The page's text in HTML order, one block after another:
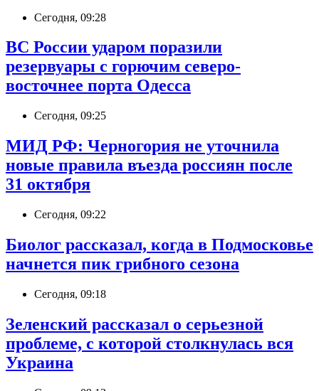
Сегодня, 09:28
ВС России ударом поразили
резервуары с горючим северо-
восточнее порта Одесса
Сегодня, 09:25
МИД РФ: Черногория не уточнила
новые правила въезда россиян после
31 октября
Сегодня, 09:22
Биолог рассказал, когда в Подмосковье
начнется пик грибного сезона
Сегодня, 09:18
Зеленский рассказал о серьезной
проблеме, с которой столкнулась вся
Украина